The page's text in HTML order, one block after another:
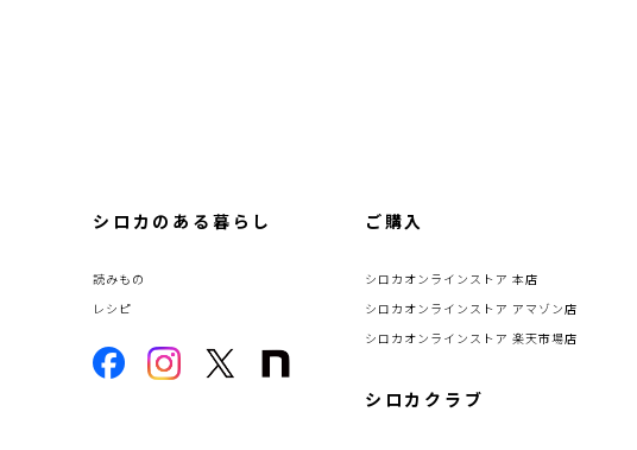
シロカのある暮らし
読みもの
レシピ
ご購入
シロカオンラインストア 本店
シロカオンラインストア アマゾン店
シロカオンラインストア 楽天市場店
シロカクラブ